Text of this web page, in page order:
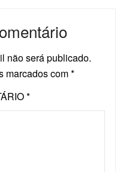
não será publicado.
marcados com*
*